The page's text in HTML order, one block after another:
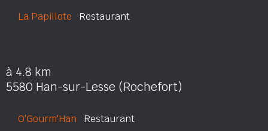
La Papillote Restaurant
à 4.8 km
5580 Han-sur-Lesse (Rochefort)
O'Gourm'Han Restaurant